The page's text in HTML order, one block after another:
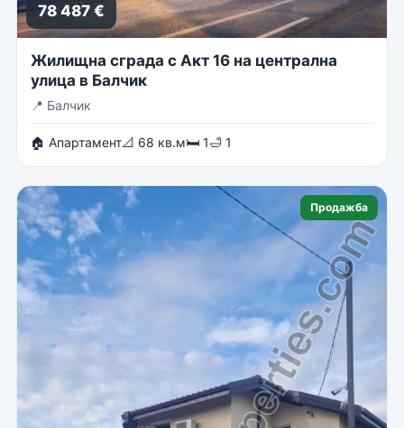
78 487 €
Жилищна сграда с Акт 16 на централна
улица в Балчик
📍 Балчик
🏠 Апартамент📐 68 кв.м🛏 1🛁 1
Продажба